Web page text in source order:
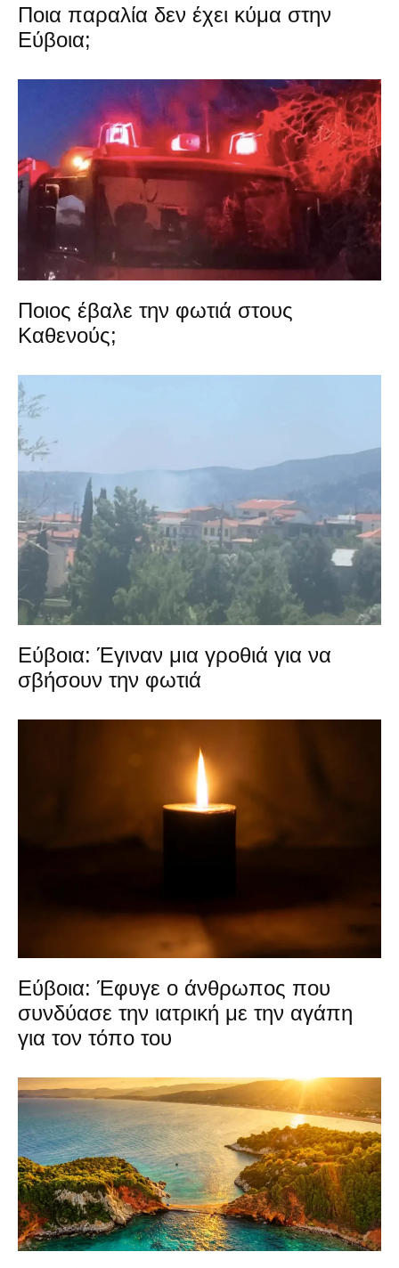
Ποια παραλία δεν έχει κύμα στην
Εύβοια;
Ποιος έβαλε την φωτιά στους
Καθενούς;
Εύβοια: Έγιναν μια γροθιά για να
σβήσουν την φωτιά
Εύβοια: Έφυγε ο άνθρωπος που
συνδύασε την ιατρική με την αγάπη
για τον τόπο του